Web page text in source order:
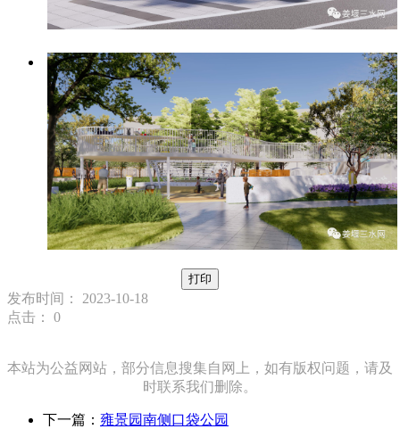
打印
发布时间： 2023-10-18
点击： 0
本站为公益网站，部分信息搜集自网上，如有版权问题，请及
时联系我们删除。
下一篇： 雍景园南侧口袋公园